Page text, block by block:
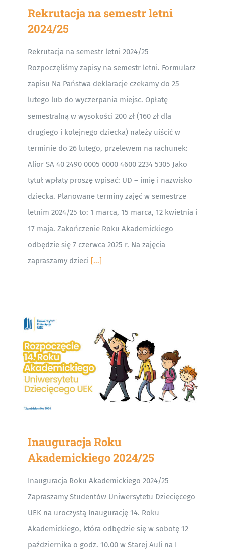
Rekrutacja na semestr letni
2024/25
Rekrutacja na semestr letni 2024/25
Rozpoczęliśmy zapisy na semestr letni. Formularz
zapisu Na Państwa deklaracje czekamy do 25
lutego lub do wyczerpania miejsc. Opłatę
semestralną w wysokości 200 zł (160 zł dla
drugiego i kolejnego dziecka) należy uiścić w
terminie do 26 lutego, przelewem na rachunek:
Alior SA 40 2490 0005 0000 4600 2234 5305 Jako
tytuł wpłaty proszę wpisać: UD – imię i nazwisko
dziecka. Planowane terminy zajęć w semestrze
letnim 2024/25 to: 1 marca, 15 marca, 12 kwietnia i
17 maja. Zakończenie Roku Akademickiego
odbędzie się 7 czerwca 2025 r. Na zajęcia
zapraszamy dzieci [...]
Inauguracja Roku
Akademickiego 2024/25
Inauguracja Roku Akademickiego 2024/25
Zapraszamy Studentów Uniwersytetu Dziecięcego
UEK na uroczystą Inaugurację 14. Roku
Akademickiego, która odbędzie się w sobotę 12
października o godz. 10.00 w Starej Auli na I